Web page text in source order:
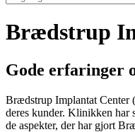
Brædstrup
Gode erfaringer
Brædstrup Implantat Center
deres kunder. Klinikken har
de aspekter, der har gjort